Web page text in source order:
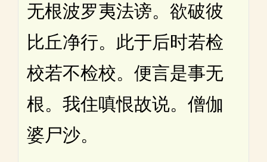
无根波罗夷法谤。欲破彼
比丘净行。此于后时若检
校若不检校。便言是事无
根。我住嗔恨故说。僧伽
婆尸沙。